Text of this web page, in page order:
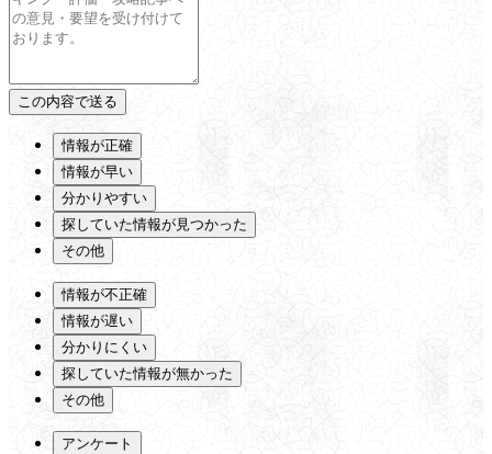
情報が正確
情報が早い
分かりやすい
探していた情報が見つかった
その他
情報が不正確
情報が遅い
分かりにくい
探していた情報が無かった
その他
アンケート